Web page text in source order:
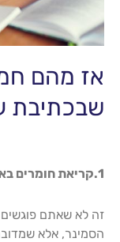
אז מהם
שבכתיבת
1.קריאת חומרים באנגלית
זה לא שאתם
הסמינר, אלא